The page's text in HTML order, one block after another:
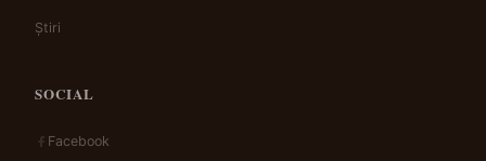
Știri
SOCIAL
Facebook